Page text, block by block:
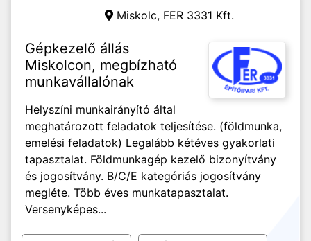
Miskolc, FER 3331 Kft.
Gépkezelő állás
Miskolcon, megbízható
munkavállalónak
Helyszíni munkairányító által
meghatározott feladatok teljesítése. (földmunka,
emelési feladatok) Legalább kétéves gyakorlati
tapasztalat. Földmunkagép kezelő bizonyítvány
és jogosítvány. B/C/E kategóriás jogosítvány
megléte. Több éves munkatapasztalat.
Versenyképes...